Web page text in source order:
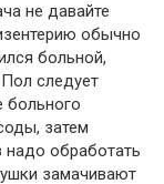
не давайте
обычно
больной,
следует
больного
затем
надо обработать
замачивают